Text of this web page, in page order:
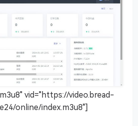
vid="https://video.bread-
online/index.m3u8"]